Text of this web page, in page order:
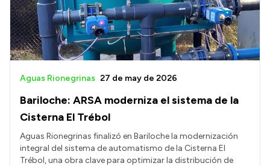
Bariloche: ARSA moderniza el sistema de la
Cisterna El Trébol
Aguas Rionegrinas 27 de may de 2026
Aguas Rionegrinas finalizó en Bariloche la modernización
integral del sistema de automatismo de la Cisterna El
Trébol, una obra clave para optimizar la distribución de